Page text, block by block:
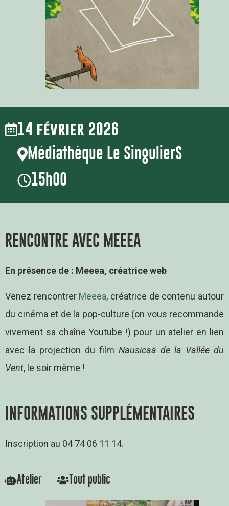
14 février 2026
Médiathèque Le SingulierS
15h00
RENCONTRE AVEC MEEEA
En présence de : Meeea, créatrice web
Venez rencontrer Meeea, créatrice de contenu autour
du cinéma et de la pop-culture (on vous recommande
vivement sa chaîne Youtube !) pour un atelier en lien
avec la projection du film Nausicaä de la Vallée du
Vent, le soir même !
INFORMATIONS SUPPLÉMENTAIRES
Inscription au 04 74 06 11 14.
Atelier Tout public